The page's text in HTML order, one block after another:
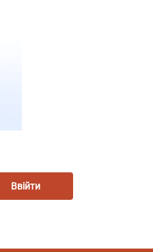
Ввійти